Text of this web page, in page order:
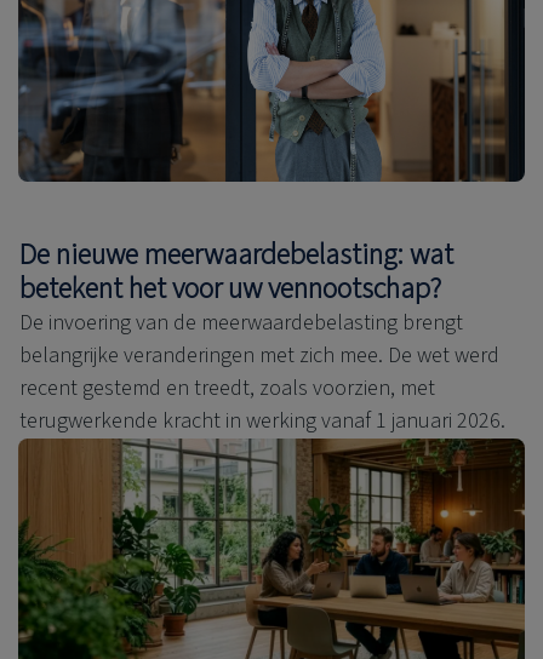
De nieuwe meerwaardebelasting: wat
betekent het voor uw vennootschap?
De invoering van de meerwaardebelasting brengt
belangrijke veranderingen met zich mee. De wet werd
recent gestemd en treedt, zoals voorzien, met
terugwerkende kracht in werking vanaf 1 januari 2026.